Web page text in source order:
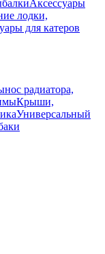
Аксессуары
лодки,
для катеров
радиатора,
Крыши,
Универсальный